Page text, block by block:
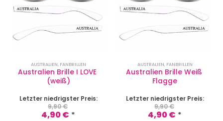
AUSTRALIEN, FANBRILLEN
Australien Brille I LOVE
(weiß)
Letzter niedrigster Preis:
9,90€
4,90€ *
AUSTRALIEN, FANBRILLEN
Australien Brille Weiß
Flagge
Letzter niedrigster Preis:
9,90€
4,90€ *